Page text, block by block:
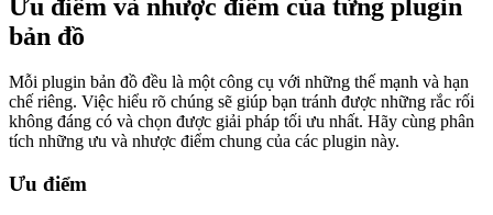
Ưu điểm và nhược điểm của từng plugin
bản đồ
Mỗi plugin bản đồ đều là một công cụ với những thế mạnh và hạn
chế riêng. Việc hiểu rõ chúng sẽ giúp bạn tránh được những rắc rối
không đáng có và chọn được giải pháp tối ưu nhất. Hãy cùng phân
tích những ưu và nhược điểm chung của các plugin này.
Ưu điểm